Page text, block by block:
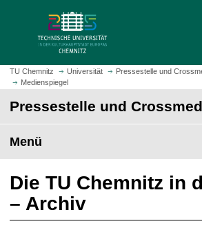
m
H
t
s
i
e
a
u
f
r
u
TU Chemnitz Universität
Pressestelle und
Medienspiegel
Pressestelle und
Menü
Die TU Chemnitz in
– Archiv